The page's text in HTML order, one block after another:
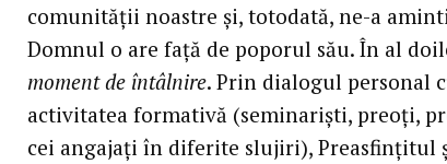
comunității noastre și, totodată, ne-a
Domnul o are față de poporul său. În al
moment de întâlnire. Prin dialogul personal
activitatea formativă (seminariști, preoți,
cei angajați în diferite slujiri), Preasfințitul